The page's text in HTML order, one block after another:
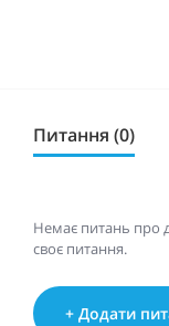
Питання (0)
Немає питань про
своє питання.
+ Додати